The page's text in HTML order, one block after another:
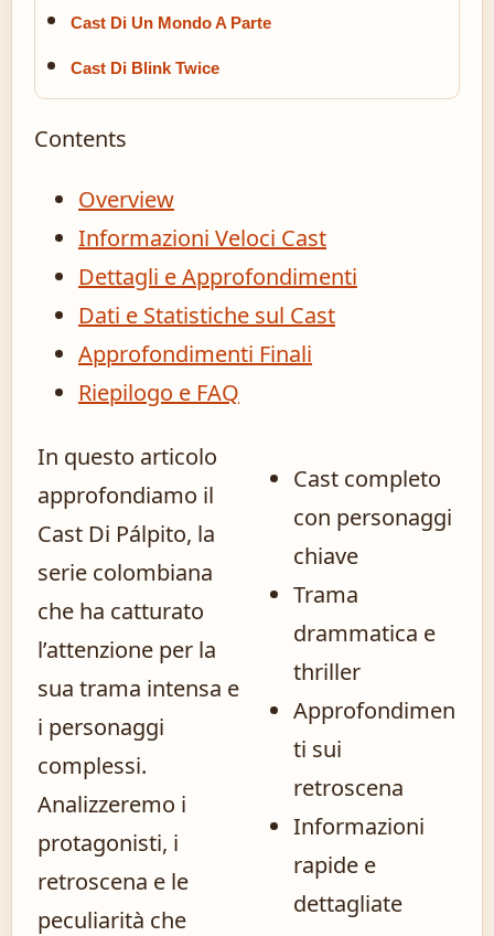
Cast Di Un Mondo A Parte
Cast Di Blink Twice
Contents
Overview
Informazioni Veloci Cast
Dettagli e Approfondimenti
Dati e Statistiche sul Cast
Approfondimenti Finali
Riepilogo e FAQ
In questo articolo
approfondiamo il
Cast Di Pálpito, la
serie colombiana
che ha catturato
l’attenzione per la
sua trama intensa e
i personaggi
complessi.
Analizzeremo i
protagonisti, i
retroscena e le
peculiarità che
Cast completo
con personaggi
chiave
Trama
drammatica e
thriller
Approfondimen
ti sui
retroscena
Informazioni
rapide e
dettagliate